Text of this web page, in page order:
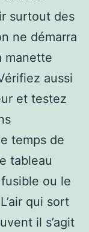
surtout des
ne démarra
manette
aussi
et testez
temps de
tableau
ou le
qui sort
il s’agit